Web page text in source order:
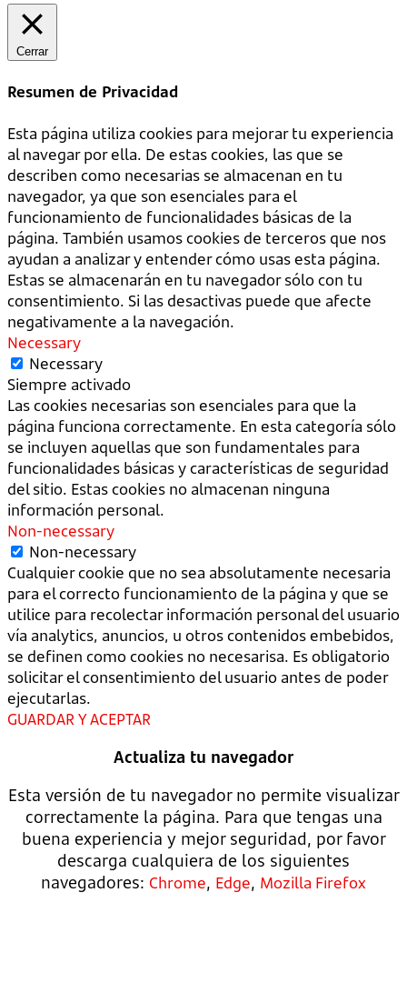
Cerrar
Resumen de Privacidad
Esta página utiliza cookies para mejorar tu experiencia
al navegar por ella. De estas cookies, las que se
describen como necesarias se almacenan en tu
navegador, ya que son esenciales para el
funcionamiento de funcionalidades básicas de la
página. También usamos cookies de terceros que nos
ayudan a analizar y entender cómo usas esta página.
Estas se almacenarán en tu navegador sólo con tu
consentimiento. Si las desactivas puede que afecte
negativamente a la navegación.
Necessary
Necessary
Siempre activado
Las cookies necesarias son esenciales para que la
página funciona correctamente. En esta categoría sólo
se incluyen aquellas que son fundamentales para
funcionalidades básicas y características de seguridad
del sitio. Estas cookies no almacenan ninguna
información personal.
Non-necessary
Non-necessary
Cualquier cookie que no sea absolutamente necesaria
para el correcto funcionamiento de la página y que se
utilice para recolectar información personal del usuario
vía analytics, anuncios, u otros contenidos embebidos,
se definen como cookies no necesarisa. Es obligatorio
solicitar el consentimiento del usuario antes de poder
ejecutarlas.
GUARDAR Y ACEPTAR
Actualiza tu navegador
Esta versión de tu navegador no permite visualizar
correctamente la página. Para que tengas una
buena experiencia y mejor seguridad, por favor
descarga cualquiera de los siguientes
navegadores: Chrome, Edge, Mozilla Firefox